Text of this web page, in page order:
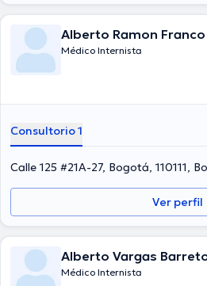
Alberto Ramon Franco
Médico Internista
Consultorio 1
Calle 125 #21A-27, Bogotá, 110111,
Ver perfil
Alberto Vargas
Médico Internista